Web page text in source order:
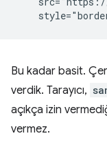
Bu kadar basit.
verdik. Tarayıcı,
açıkça izin
vermez.